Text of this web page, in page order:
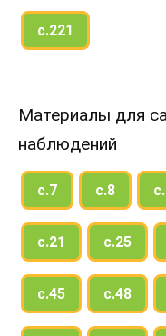
с.221
Материалы для
наблюдений
с.7 с.8
с.21 с.25
с.45 с.48